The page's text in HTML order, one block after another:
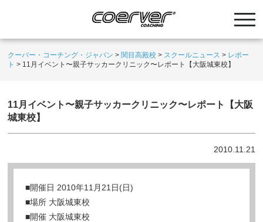
クーバー・コーチング・ジャパン > 関目高殿校 > スクールニュース > レポー
ト > 11月イベント〜親子サッカークリニック〜レポート【大阪城東校】
11月イベント〜親子サッカークリニック〜レポート【大阪
城東校】
2010.11.21
■開催日 2010年11月21日(日)
■場所 大阪城東校
■開催 大阪城東校